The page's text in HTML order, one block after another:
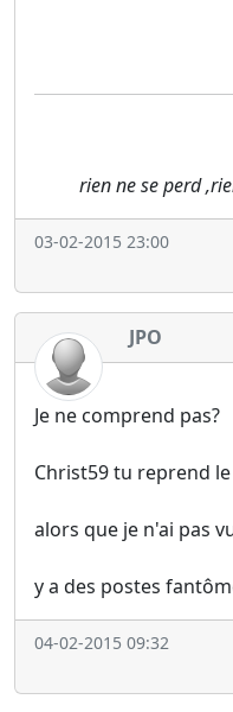
rien ne se perd
03-02-2015 23:00
JPO
Je ne comprend pas?
Christ59 tu reprend
alors que je n'ai pas
y a des postes
04-02-2015 09:32